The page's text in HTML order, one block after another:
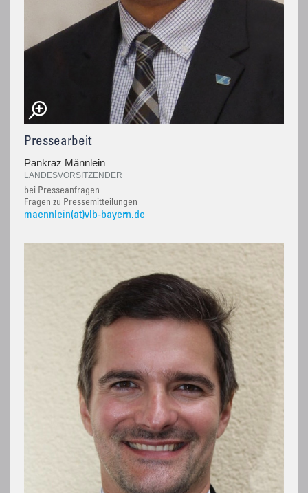
Pressearbeit
Pankraz Männlein
LANDESVORSITZENDER
bei Presseanfragen
Fragen zu Pressemitteilungen
maennlein(at)vlb-bayern.de